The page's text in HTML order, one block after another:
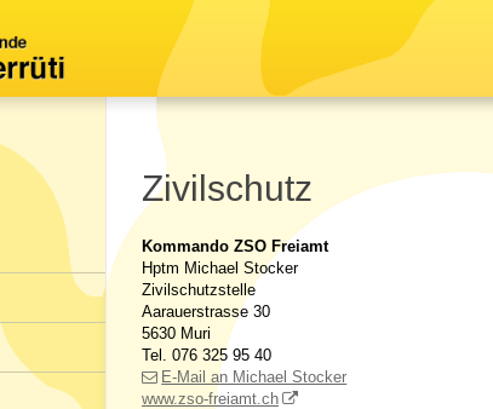
Zivilschutz
Kommando ZSO Freiamt
Hptm Michael Stocker
Zivilschutzstelle
Aarauerstrasse 30
5630 Muri
Tel. 076 325 95 40
E-Mail an Michael Stocker
www.zso-freiamt.ch